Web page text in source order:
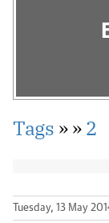
Tags »»2
Tuesday, 13 May